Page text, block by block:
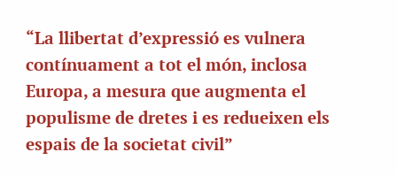
“La llibertat d’expressió es vulnera
contínuament a tot el món, inclosa
Europa, a mesura que augmenta el
populisme de dretes i es redueixen els
espais de la societat civil”